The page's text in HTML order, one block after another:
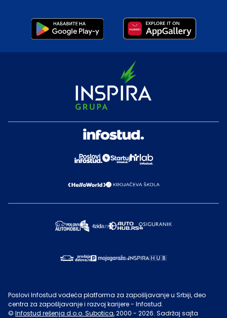
Poslovi Infostud vodeća platforma za zapošljavanje u Srbiji, deo
centra za zapošljavanje i razvoj karijere - Infostud.
© Infostud rešenja d.o.o. Subotica, 2000 - 2026. Sadržaj sajta